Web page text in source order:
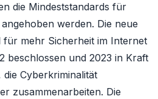
die Mindeststandards für
werden. Die neue
für mehr Sicherheit im Internet
beschlossen und 2023 in Kraft
Cyberkriminalität
zusammenarbeiten. Die